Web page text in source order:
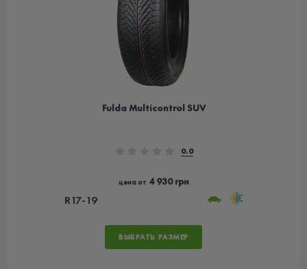
Fulda Multicontrol SUV
0.0
цена от4 930 грн
R17-19
ВЫБРАТЬ РАЗМЕР